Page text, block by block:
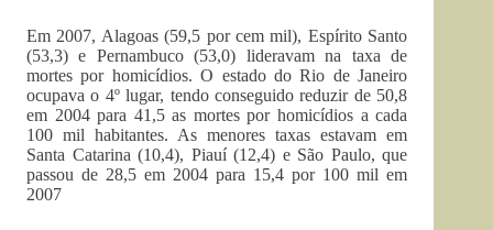
Em 2007, Alagoas (59,5 por cem mil), Espírito Santo
(53,3) e Pernambuco (53,0) lideravam na taxa de
mortes por homicídios. O estado do Rio de Janeiro
ocupava o 4º lugar, tendo conseguido reduzir de 50,8
em 2004 para 41,5 as mortes por homicídios a cada
100 mil habitantes. As menores taxas estavam em
Santa Catarina (10,4), Piauí (12,4) e São Paulo, que
passou de 28,5 em 2004 para 15,4 por 100 mil em
2007